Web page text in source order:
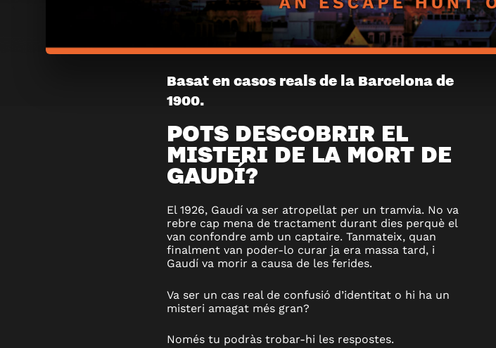
EL
MISTERI
DE
GAUDÍ
Basat en casos reals de la Barcelona de
1900.
POTS DESCOBRIR EL
MISTERI DE LA MORT DE
GAUDÍ?
El 1926, Gaudí va ser atropellat per un tramvia. No va
rebre cap mena de tractament durant dies perquè el
van confondre amb un captaire. Tanmateix, quan
finalment van poder-lo curar ja era massa tard, i
Gaudí va morir a causa de les ferides.
Va ser un cas real de confusió d’identitat o hi ha un
misteri amagat més gran?
Només tu podràs trobar-hi les respostes.